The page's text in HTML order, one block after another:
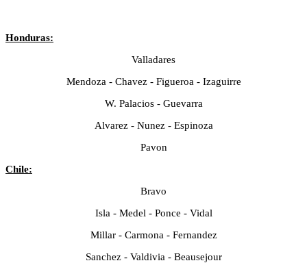
Honduras:
Valladares
Mendoza - Chavez - Figueroa - Izaguirre
W. Palacios - Guevarra
Alvarez - Nunez - Espinoza
Pavon
Chile:
Bravo
Isla - Medel - Ponce - Vidal
Millar - Carmona - Fernandez
Sanchez - Valdivia - Beausejour